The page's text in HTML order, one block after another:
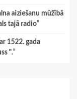
aiziešanu mūžībā
tajā radio”
1522. gada
".”